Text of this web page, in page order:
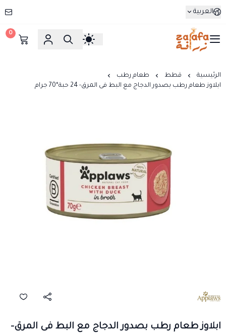
العربية
زرافة
0
الرئيسية قطط
طعام رطب
ابلاوز طعام رطب بصدور الدجاج مع البط فى المرق- 24 حبة*70 جرام
ابلاوز طعام رطب بصدور الدجاج مع البط فى المرق-